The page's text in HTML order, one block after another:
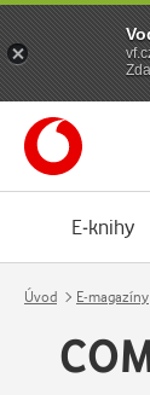
E-knihy
Úvod E-magazíny